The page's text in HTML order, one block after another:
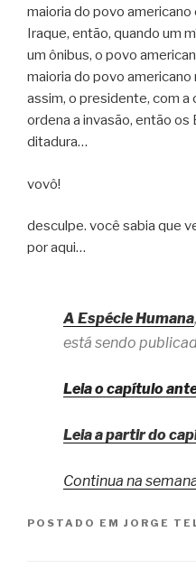
maioria do povo americano
Iraque, então, quando um
um ônibus, o povo
maioria do povo
assim, o presidente, com a
ordena a invasão, então
ditadura…
vovô!
desculpe. você sabia que
por aqui…
A Espécie Humana
está sendo
Leia o capítulo
Leia a partir do
Continua na
POSTADO EM JORGE